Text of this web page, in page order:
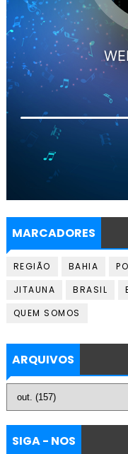
MARCADORES
REGIÃO BAHIA
JITAUNA
BRASIL
QUEM SOMOS
ARQUIVOS
SIGA - NOS